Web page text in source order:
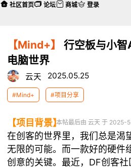
【Mind+】
行空板与小
电脑世界
云天 2025.05.25
#Mind+ #项目分享
本帖最后由 云天 于 2025-
【项目背景】
在创客的世界里，我们总是渴
无限的可能。而一款好的硬件
创意的关键。最近，DF创客
社区首页 论坛 商城 登录